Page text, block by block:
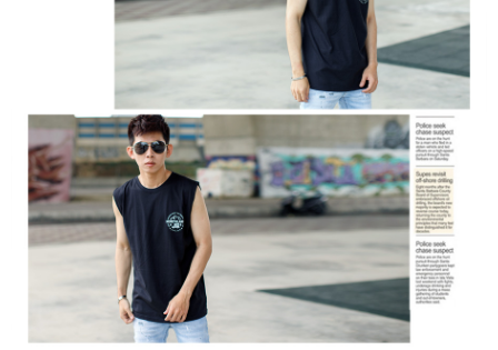
５．嚴禁一人註冊多個帳號或使用他人資訊註冊。若發現惡意使用之情形，
恩沛科技股份有限公司將有權停止該用戶之使用額度並採取法律行動。